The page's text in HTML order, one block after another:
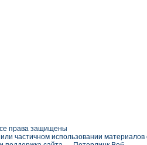
права защищены
частичном использовании